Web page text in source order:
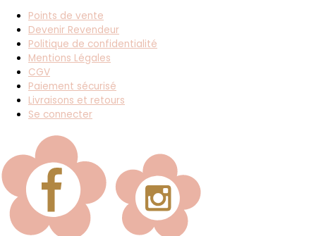
Points de vente
Devenir Revendeur
Politique de confidentialité
Mentions Légales
CGV
Paiement sécurisé
Livraisons et retours
Se connecter